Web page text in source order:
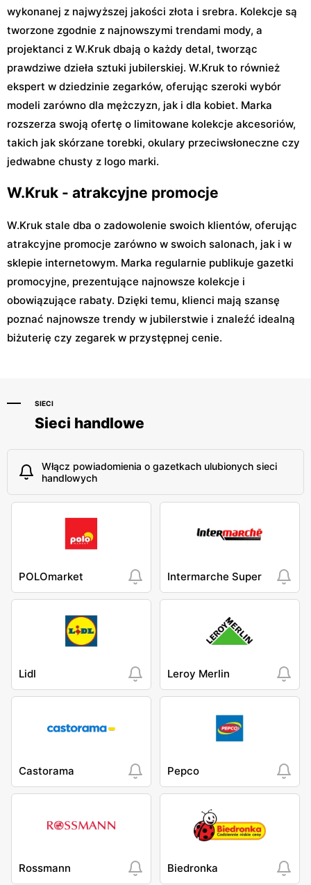
wykonanej z najwyższej jakości złota i srebra. Kolekcje są
tworzone zgodnie z najnowszymi trendami mody, a
projektanci z W.Kruk dbają o każdy detal, tworząc
prawdziwe dzieła sztuki jubilerskiej. W.Kruk to również
ekspert w dziedzinie zegarków, oferując szeroki wybór
modeli zarówno dla mężczyzn, jak i dla kobiet. Marka
rozszerza swoją ofertę o limitowane kolekcje akcesoriów,
takich jak skórzane torebki, okulary przeciwsłoneczne czy
jedwabne chusty z logo marki.
W.Kruk - atrakcyjne promocje
W.Kruk stale dba o zadowolenie swoich klientów, oferując
atrakcyjne promocje zarówno w swoich salonach, jak i w
sklepie internetowym. Marka regularnie publikuje gazetki
promocyjne, prezentujące najnowsze kolekcje i
obowiązujące rabaty. Dzięki temu, klienci mają szansę
poznać najnowsze trendy w jubilerstwie i znaleźć idealną
biżuterię czy zegarek w przystępnej cenie.
SIECI
Sieci handlowe
Włącz powiadomienia o gazetkach ulubionych sieci
handlowych
POLOmarket Intermarche Super
Lidl Leroy Merlin
Castorama Pepco
Rossmann Biedronka